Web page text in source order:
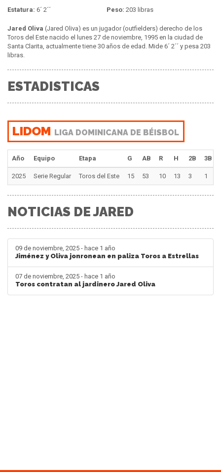
Estatura: 6´ 2´´ Peso: 203 libras
Jared Oliva (Jared Oliva) es un jugador (outfielders) derecho de los
Toros del Este nacido el lunes 27 de noviembre, 1995 en la ciudad de
Santa Clarita, actualmente tiene 30 años de edad. Mide 6´ 2´´ y pesa 203
libras.
ESTADISTICAS
LIDOM LIGA DOMINICANA DE BÉISBOL
Año Equipo Etapa G AB R H 2B 3B
2025 Serie Regular Toros del Este 15 53 10 13 3 1
NOTICIAS DE JARED
09 de noviembre, 2025 - hace 1 año
Jiménez y Oliva jonronean en paliza Toros a Estrellas
07 de noviembre, 2025 - hace 1 año
Toros contratan al jardinero Jared Oliva